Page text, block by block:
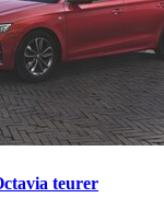
teurer